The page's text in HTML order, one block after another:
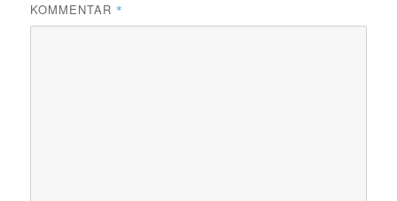
KOMMENTAR *